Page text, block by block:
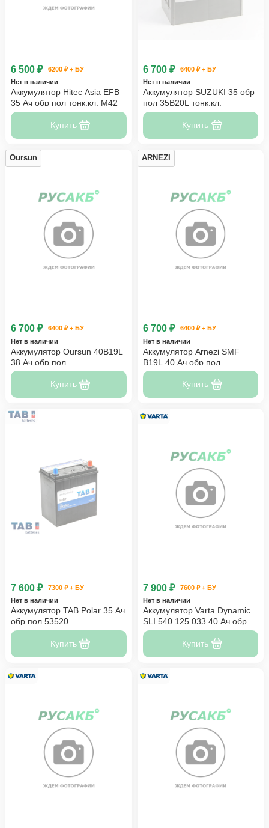
6 500 ₽
6200 ₽ + БУ
Нет в наличии
Аккумулятор Hitec Asia EFB
35 Ач обр пол тонк.кл. M42
Купить
6 700 ₽
6400 ₽ + БУ
Нет в наличии
Аккумулятор SUZUKI 35 обр
пол 35B20L тонк.кл.
Купить
Oursun
6 700 ₽
6400 ₽ + БУ
Нет в наличии
Аккумулятор Oursun 40B19L
38 Ач обр пол
Купить
ARNEZI
6 700 ₽
6400 ₽ + БУ
Нет в наличии
Аккумулятор Arnezi SMF
B19L 40 Ач обр пол
Купить
7 600 ₽
7300 ₽ + БУ
Нет в наличии
Аккумулятор TAB Polar 35 Ач
обр пол 53520
Купить
7 900 ₽
7600 ₽ + БУ
Нет в наличии
Аккумулятор Varta Dynamic
SLI 540 125 033 40 Ач обр
пол
Купить